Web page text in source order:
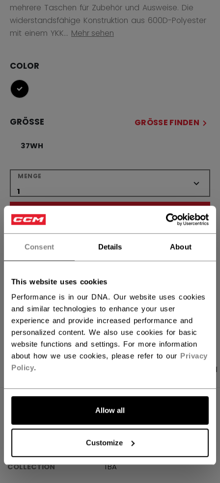
Consent Details About
This website uses cookies
Performance is in our DNA. Our website uses cookies
and similar technologies to enhance your user
experience and provide increased performance and
personalized content. We also use cookies for basic
website functions and settings. For more information
about how we use cookies, please refer to our Privacy
Policy.
Allow all
Customize
mehrere Taschen für Zubehör und Ausweise. Die
widerstandsfähige Konstruktion aus 600D-Polyester
mit einem YKK... Mehr sehen
COLOR
ausgewählt
GRÖSSE GRÖSSE FINDEN
37WH
MENGE
IN DEN WARENKORB
Kostenfreie Rücksendungen
LINKS ZUM
PRODUKTFOTOS BEWERTUNGEN
ID
B5COREW37-NA
N/A
COLLECTION
TBA